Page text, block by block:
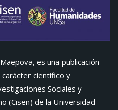
es una publicación
científico y
Sociales y
(Cisen) de la Universidad